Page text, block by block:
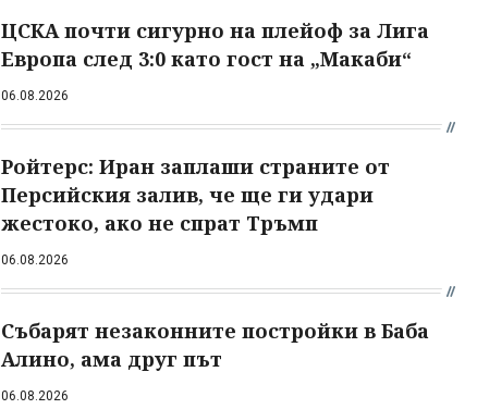
ЦСКА почти сигурно на плейоф за Лига
Европа след 3:0 като гост на „Макаби“
06.08.2026
Ройтерс: Иран заплаши страните от
Персийския залив, че ще ги удари
жестоко, ако не спрат Тръмп
06.08.2026
Събарят незаконните постройки в Баба
Алино, ама друг път
06.08.2026